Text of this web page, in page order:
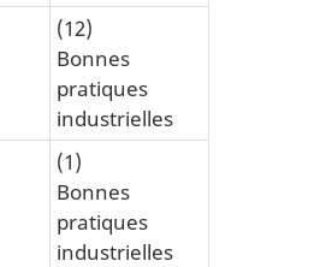
(12)
Bonnes
pratiques
industrielles
(1)
Bonnes
pratiques
industrielles